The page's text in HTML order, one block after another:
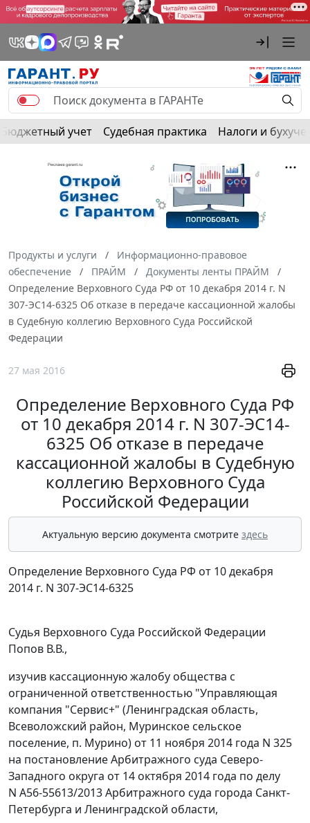
Бюджетный учет Судебная практика Налоги и
Продукты и услуги
Информационно-правовое
обеспечение
ПРАЙМ
Документы ленты ПРАЙМ
Определение Верховного Суда РФ от 10 декабря 2014 г. N
307-ЭС14-6325 Об отказе в передаче кассационной жалобы
в Судебную коллегию Верховного Суда Российской
Федерации
27 мая 2016
Определение Верховного Суда РФ
от 10 декабря 2014 г. N 307-ЭС14-
6325 Об отказе в передаче
кассационной жалобы в Судебную
коллегию Верховного Суда
Российской Федерации
Актуальную версию документа смотрите здесь
Определение Верховного Суда РФ от 10 декабря
2014 г. N 307-ЭС14-6325
Судья Верховного Суда Российской Федерации
Попов В.В.,
изучив кассационную жалобу общества с
ограниченной ответственностью "Управляющая
компания "Сервис+" (Ленинградская область,
Всеволожский район, Муринское сельское
поселение, п. Мурино) от 11 ноября 2014 года N 325
на постановлениеАрбитражного суда Северо-
Западного округа от 14 октября 2014 года по делу
N А56-55613/2013 Арбитражного суда города Санкт-
Петербурга и Ленинградской области,